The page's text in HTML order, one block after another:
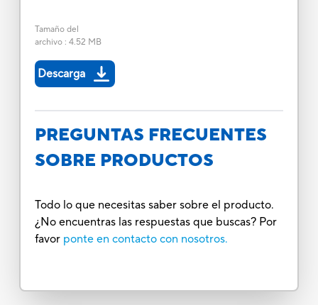
Tamaño del
archivo: 4.52 MB
Descarga
PREGUNTAS FRECUENTES
SOBRE PRODUCTOS
Todo lo que necesitas saber sobre el producto.
¿No encuentras las respuestas que buscas? Por
favor ponte en contacto con nosotros.